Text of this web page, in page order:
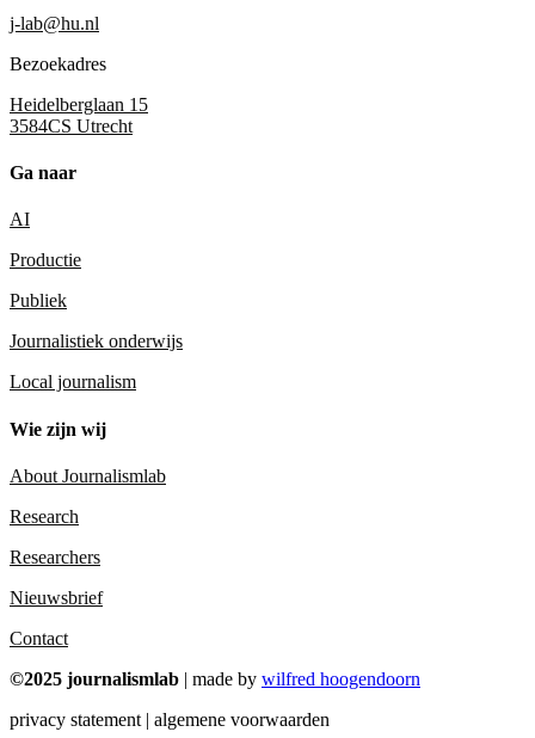
j-lab@hu.nl
Bezoekadres
Heidelberglaan 15
3584CS Utrecht
Ga naar
AI
Productie
Publiek
Journalistiek onderwijs
Local journalism
Wie zijn wij
About Journalismlab
Research
Researchers
Nieuwsbrief
Contact
©2025 journalismlab | made by wilfred hoogendoorn
privacy statement | algemene voorwaarden